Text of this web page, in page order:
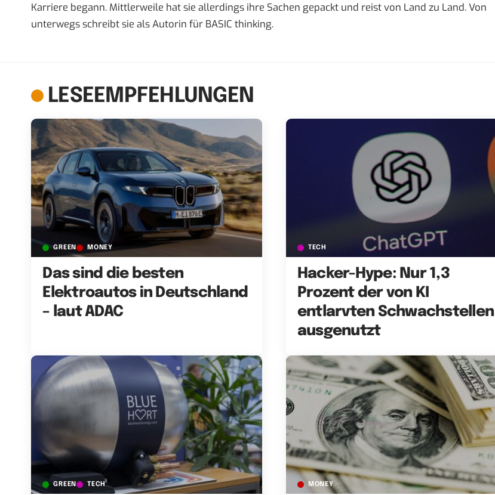
Karriere begann. Mittlerweile hat sie allerdings ihre Sachen gepackt und reist von Land zu Land. Von
unterwegs schreibt sie als Autorin für BASIC thinking.
LESEEMPFEHLUNGEN
GREEN MONEY
Das sind die besten
Elektroautos in Deutschland
– laut ADAC
TECH
Hacker-Hype: Nur 1,3
Prozent der von KI
entlarvten Schwachstellen
ausgenutzt
GREEN TECH MONEY